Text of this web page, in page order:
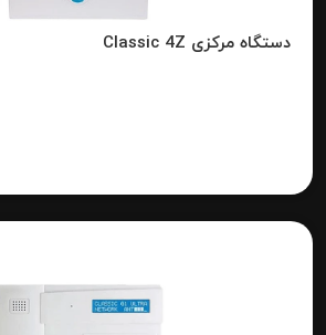
دستگاه مرکزی Classic 4Z